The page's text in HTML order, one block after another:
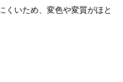
くいため、変色や変質がほと